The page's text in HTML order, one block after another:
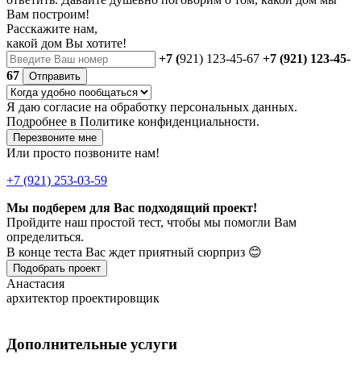
Вам построим!
Расскажите нам,
какой дом Вы хотите!
+7 (921) 123-45-67 +7 (921) 123-45-
67
Отправить
Я даю согласие на обработку персональных данных.
Подробнее в Политике конфиденциальности.
Перезвоните мне
Или просто позвоните нам!
+7 (921) 253-03-59
Мы подберем для Вас подходящий проект!
Пройдите наш простой тест, чтобы мы помогли Вам
определиться.
В конце теста Вас ждет приятный сюрприз 😊
Подобрать проект
Анастасия
архитектор проектировщик
Дополнительные услуги